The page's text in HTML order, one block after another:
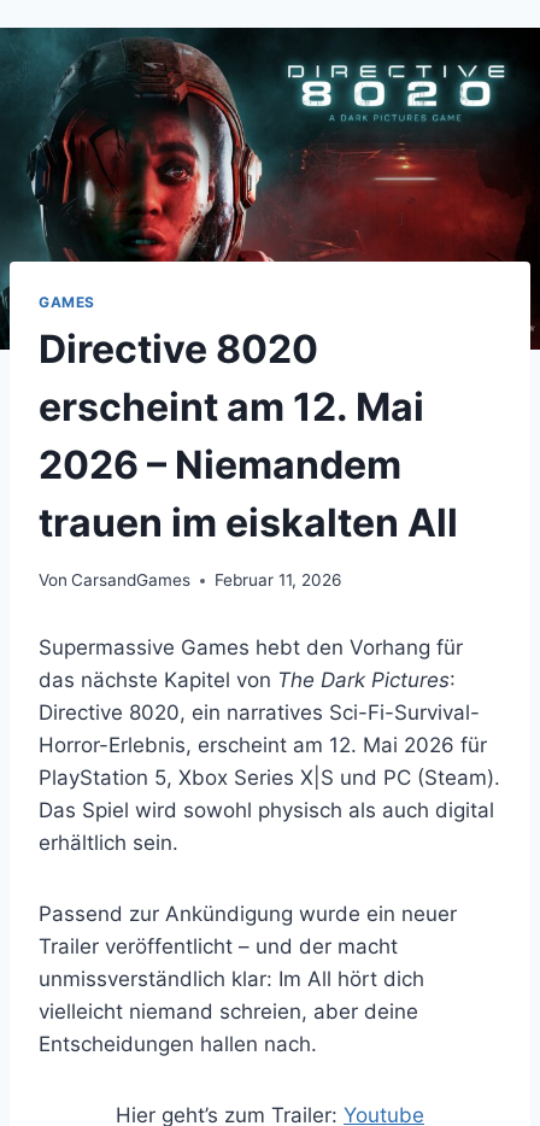
GAMES
Directive 8020
erscheint am 12. Mai
2026 – Niemandem
trauen im eiskalten All
Von CarsandGames Februar 11, 2026
Supermassive Games hebt den Vorhang für
das nächste Kapitel von The Dark Pictures:
Directive 8020, ein narratives Sci-Fi-Survival-
Horror-Erlebnis, erscheint am 12. Mai 2026 für
PlayStation 5, Xbox Series X|S und PC (Steam).
Das Spiel wird sowohl physisch als auch digital
erhältlich sein.
Passend zur Ankündigung wurde ein neuer
Trailer veröffentlicht – und der macht
unmissverständlich klar: Im All hört dich
vielleicht niemand schreien, aber deine
Entscheidungen hallen nach.
Hier geht’s zum Trailer: Youtube